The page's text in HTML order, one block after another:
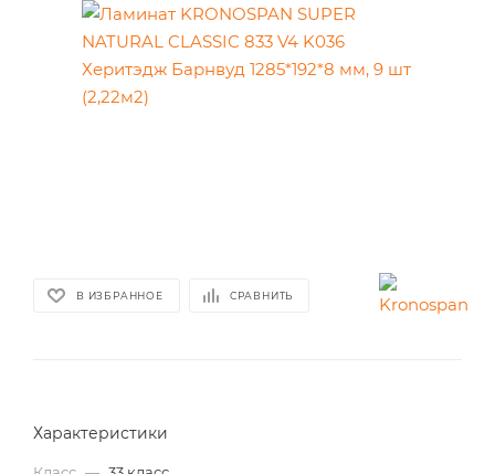
В ИЗБРАННОЕ СРАВНИТЬ
Характеристики